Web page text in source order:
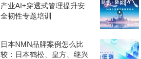
产业AI+穿透式管理提升安
全韧性专题培训
日本NMN品牌案例怎么比
较：日本鹤松、皇方、继兴